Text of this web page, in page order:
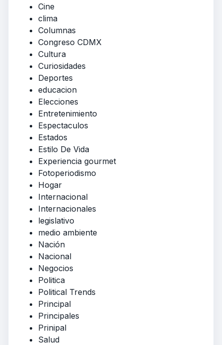
Cine
clima
Columnas
Congreso CDMX
Cultura
Curiosidades
Deportes
educacion
Elecciones
Entretenimiento
Espectaculos
Estados
Estilo De Vida
Experiencia gourmet
Fotoperiodismo
Hogar
Internacional
Internacionales
legislativo
medio ambiente
Nación
Nacional
Negocios
Politica
Political Trends
Principal
Principales
Prinipal
Salud